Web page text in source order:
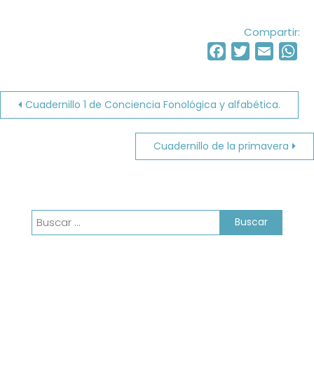
Compartir:
Facebook
TwitterEmail
Navegación
Cuadernillo 1 de Conciencia Fonológica y alfabética.
Cuadernillo de la primavera
Buscar: